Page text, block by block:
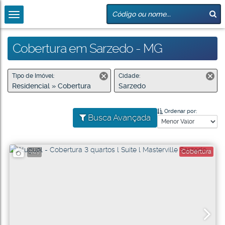
Cobertura em Sarzedo - MG
Tipo de Imóvel:
Residencial » Cobertura
Cidade:
Sarzedo
Busca Avançada
Ordenar por:
449 Cobertura